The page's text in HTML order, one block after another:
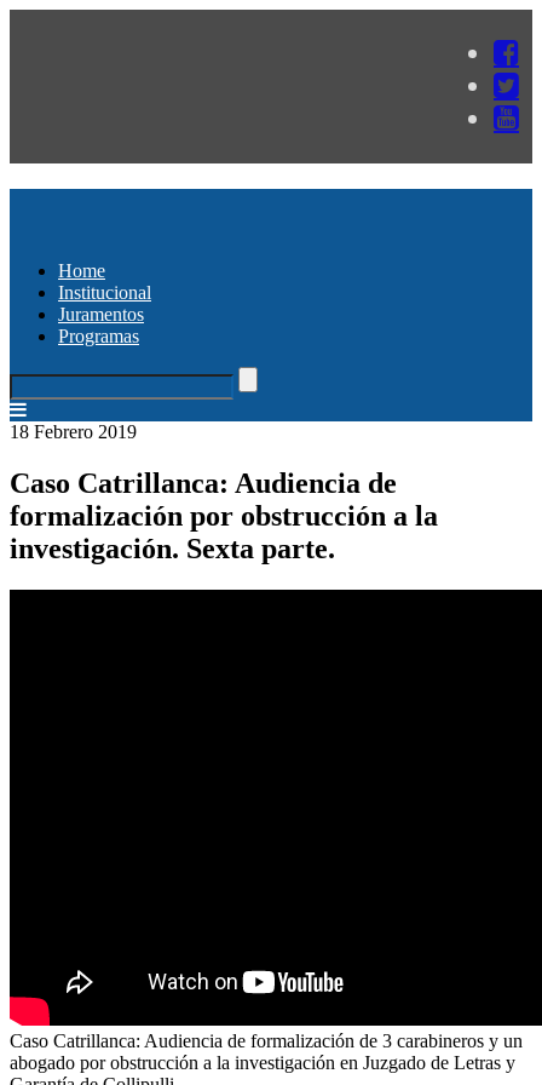
Home
Institucional
Juramentos
Programas
18 Febrero 2019
Caso Catrillanca: Audiencia de
formalización por obstrucción a la
investigación. Sexta parte.
Caso Catrillanca: Audiencia de formalización de 3 carabineros y un
abogado por obstrucción a la investigación en Juzgado de Letras y